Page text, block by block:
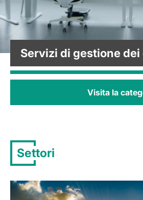
Servizi di gestione dei
Visita la
Settori